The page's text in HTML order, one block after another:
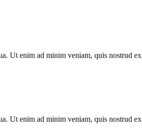
Ut enim ad minim veniam, quis nostrud ex
Ut enim ad minim veniam, quis nostrud ex